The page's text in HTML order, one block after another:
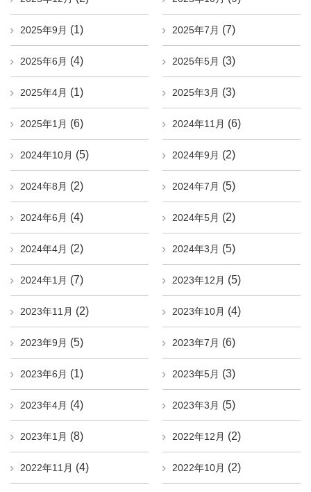
2025年9月 (1) 2025年7月 (7)
2025年6月 (4) 2025年5月 (3)
2025年4月 (1) 2025年3月 (3)
2025年1月 (6) 2024年11月 (6)
2024年10月 (5) 2024年9月 (2)
2024年8月 (2) 2024年7月 (5)
2024年6月 (4) 2024年5月 (2)
2024年4月 (2) 2024年3月 (5)
2024年1月 (7) 2023年12月 (5)
2023年11月 (2) 2023年10月 (4)
2023年9月 (5) 2023年7月 (6)
2023年6月 (1) 2023年5月 (3)
2023年4月 (4) 2023年3月 (5)
2023年1月 (8) 2022年12月 (2)
2022年11月 (4) 2022年10月 (2)